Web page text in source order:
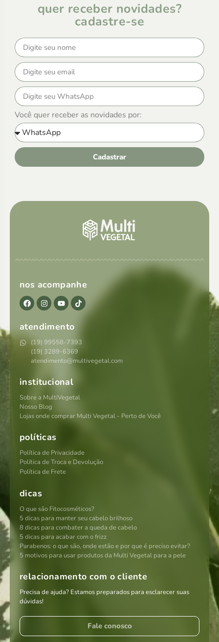
quer receber novidades?
cadastre-se
Você quer receber as novidades por:
Cadastrar
nos acompanhe
atendimento
(19) 99558-7393
(19) 3289-6369
atendimento@multivegetal.com
institucional
Sobre a MultiVegetal
Nosso Blog
Lojas onde comprar Multi Vegetal - Perto de Você
políticas
Política de Privacidade
Política de Troca e Devolução
Política de Frete
dicas
O que são Fitocosméticos?
5 dicas para manter seu cabelo brilhoso
8 dicas para combater a queda de cabelo
5 dicas para acabar com o frizz
Parabenos: o que são, onde estão e por que é preciso evitar?
5 motivos para usar produtos da Multi Vegetal para a pele
relacionamento com o cliente
Precisa de ajuda? Estamos preparados para esclarecer suas
dúvidas!
Fale conosco